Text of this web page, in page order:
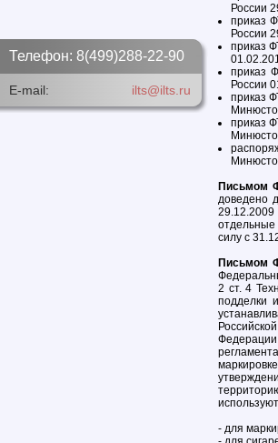
России
приказ
России
приказ
приказ
России
приказ
приказ
Письмом
доведено
отдельные
силу с
Письмом
2 ст. 4
подделки
- для
Телефон: 8(499)288-22-90
E-mail: ilts@ilts.ru